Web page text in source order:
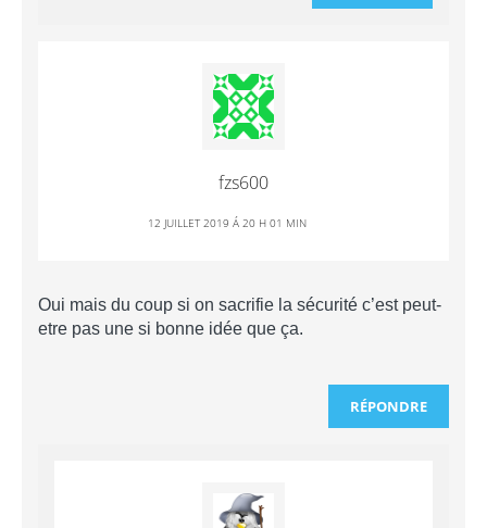
fzs600
12 JUILLET 2019 Á 20 H 01 MIN
Oui mais du coup si on sacrifie la sécurité c’est peut-
etre pas une si bonne idée que ça.
RÉPONDRE